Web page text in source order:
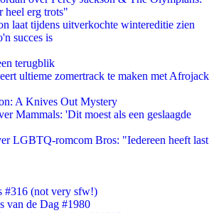
heel erg trots"
laat tijdens uitverkochte wintereditie zien
succes is
terugblik
ultieme zomertrack te maken met Afrojack
A Knives Out Mystery
Mammals: 'Dit moest als een geslaagde
LGBTQ-romcom Bros: "Iedereen heeft last
#316 (not very sfw!)
van de Dag #1980